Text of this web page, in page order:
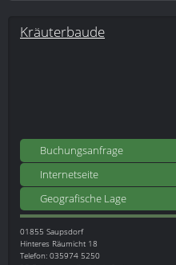
Kräuterbaude
Buchungsanfrage
Internetseite
Geografische Lage
01855 Saupsdorf
Hinteres Räumicht 18
Telefon: 035974 5250